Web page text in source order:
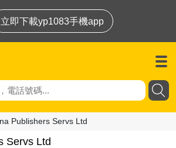
立即下載yp1083手機app
Publishers Servs Ltd
Servs Ltd